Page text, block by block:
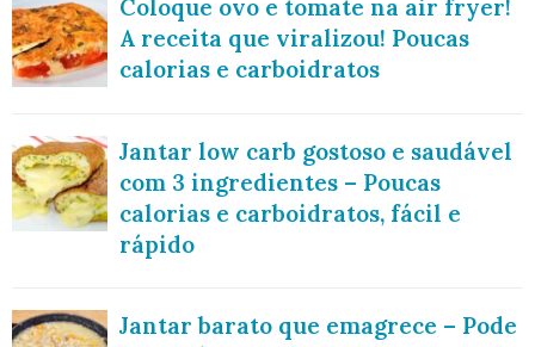
Coloque ovo e tomate na air fryer!
A receita que viralizou! Poucas
calorias e carboidratos
Jantar low carb gostoso e saudável
com 3 ingredientes – Poucas
calorias e carboidratos, fácil e
rápido
Jantar barato que emagrece – Pode